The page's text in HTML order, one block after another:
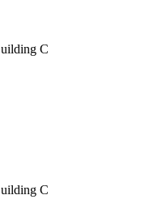
C
C